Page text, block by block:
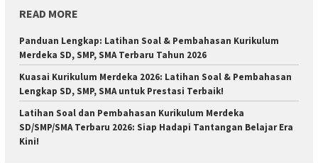
READ MORE
Panduan Lengkap: Latihan Soal & Pembahasan Kurikulum
Merdeka SD, SMP, SMA Terbaru Tahun 2026
Kuasai Kurikulum Merdeka 2026: Latihan Soal & Pembahasan
Lengkap SD, SMP, SMA untuk Prestasi Terbaik!
Latihan Soal dan Pembahasan Kurikulum Merdeka
SD/SMP/SMA Terbaru 2026: Siap Hadapi Tantangan Belajar Era
Kini!